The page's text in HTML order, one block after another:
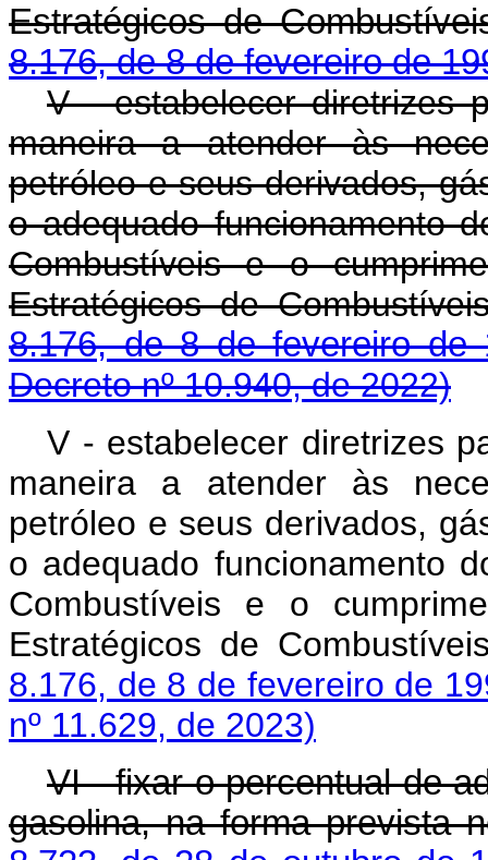
Estratégicos de
8.176, de 8 de fevereiro de
V - estabelecer diretrizes
maneira a atender às
petróleo e seus derivados,
o adequado funcionamento
Combustíveis e o
Estratégicos de
8.176, de 8 de fevereiro de
Decreto nº 10.940, de 2022)
V - estabelecer diretrizes
maneira a atender às
petróleo e seus derivados,
o adequado funcionamento
Combustíveis e o
Estratégicos de
8.176, de 8 de fevereiro de
nº 11.629, de 2023)
VI - fixar o percentual de
gasolina, na forma prevista